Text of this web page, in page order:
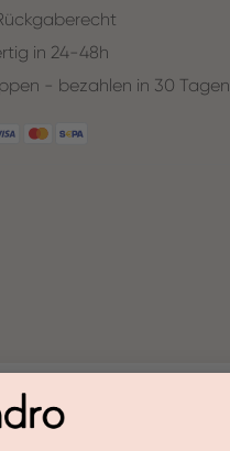
in 24-48h
- bezahlen in 30 Tagen